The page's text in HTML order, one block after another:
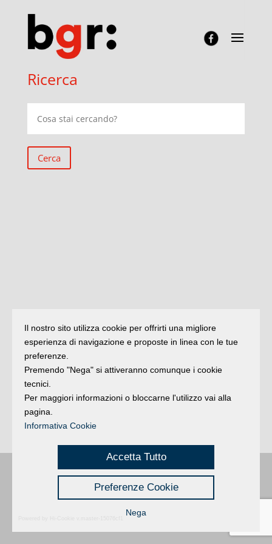
Ricerca
Cerca
Buongiorno:Riminié una testata registrata presso il Tribunale di Rimini
registrazione n. 2 /28/02/2012| © 2024 buongiornoRimini
Privacy | Credits
Il nostro sito utilizza cookie per offrirti una migliore
esperienza di navigazione e proposte in linea con le tue
preferenze.
Premendo "Nega" si attiveranno comunque i cookie
tecnici.
Per maggiori informazioni o bloccarne l'utilizzo vai alla
pagina.
Informativa Cookie
Accetta Tutto
Preferenze Cookie
Nega